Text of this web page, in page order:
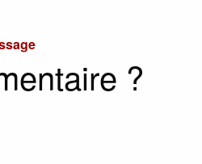
?